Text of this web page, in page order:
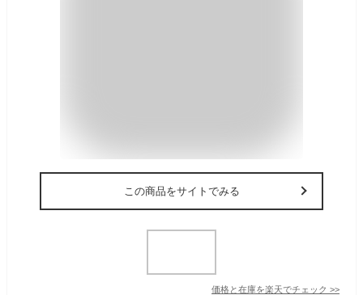
この商品をサイトでみる
価格と在庫を楽天でチェック >>